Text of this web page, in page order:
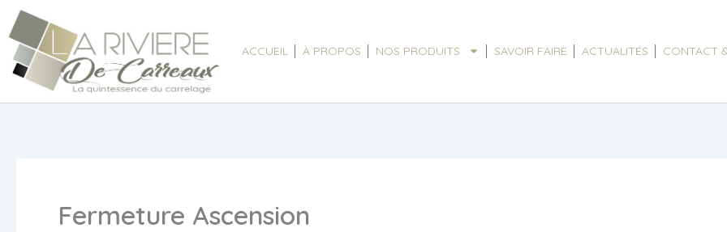
Aller
au
contenu
ACCUEIL À PROPOS NOS PRODUITS SAVOIR FAIRE ACTUALITÉS CONTACT
Fermeture Ascension